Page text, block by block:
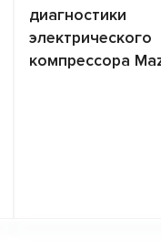
диагностики
электрического
компрессора